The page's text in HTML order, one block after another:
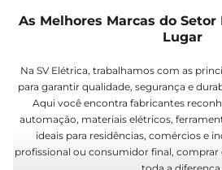
As Melhores Marcas do
Lugar
Na SV Elétrica, trabalhamos com as
para garantir qualidade, segurança e
Aqui você encontra fabricantes
automação, materiais elétricos,
ideais para residências, comércios e
profissional ou consumidor final, comprar